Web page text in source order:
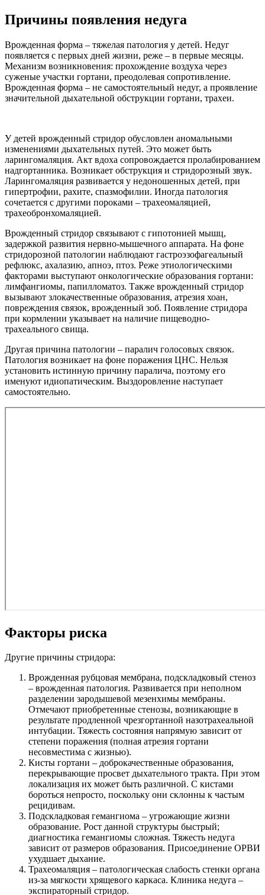
Причины появления недуга
Врожденная форма – тяжелая патология у детей. Недуг
появляется с первых дней жизни, реже – в первые месяцы.
Механизм возникновения: прохождение воздуха через
суженые участки гортани, преодолевая сопротивление.
Врожденная форма – не самостоятельный недуг, а проявление
значительной дыхательной обструкции гортани, трахеи.
У детей врожденный стридор обусловлен аномальными
изменениями дыхательных путей. Это может быть
ларингомаляция. Акт вдоха сопровождается пролабированием
надгортанника. Возникает обструкция и стридорозный звук.
Ларингомаляция развивается у недоношенных детей, при
гипертрофии, рахите, спазмофилии. Иногда патология
сочетается с другими пороками – трахеомаляцией,
трахеобронхомаляцией.
Врожденный стридор связывают с гипотонией мышц,
задержкой развития нервно-мышечного аппарата. На фоне
стридорозной патологии наблюдают гастроэзофагеальный
рефлюкс, ахалазию, апноэ, птоз. Реже этиологическими
факторами выступают онкологические образования гортани:
лимфангиомы, папилломатоз. Также врожденный стридор
вызывают злокачественные образования, атрезия хоан,
повреждения связок, врожденный зоб. Появление стридора
при кормлении указывает на наличие пищеводно-
трахеального свища.
Другая причина патологии – паралич голосовых связок.
Патология возникает на фоне поражения ЦНС. Нельзя
установить истинную причину паралича, поэтому его
именуют идиопатическим. Выздоровление наступает
самостоятельно.
Факторы риска
Другие причины стридора:
Врожденная рубцовая мембрана, подскладковый стеноз
– врожденная патология. Развивается при неполном
разделении зародышевой мезенхимы мембраны.
Отмечают приобретенные стенозы, возникающие в
результате продленной чрезгортанной назотрахеальной
интубации. Тяжесть состояния напрямую зависит от
степени поражения (полная атрезия гортани
несовместима с жизнью).
Кисты гортани – доброкачественные образования,
перекрывающие просвет дыхательного тракта. При этом
локализация их может быть различной. С кистами
бороться непросто, поскольку они склонны к частым
рецидивам.
Подскладковая гемангиома – угрожающие жизни
образование. Рост данной структуры быстрый;
диагностика гемангиомы сложная. Тяжесть недуга
зависит от размеров образования. Присоединение ОРВИ
ухудшает дыхание.
Трахеомаляция – патологическая слабость стенки органа
из-за мягкости хрящевого каркаса. Клиника недуга –
экспираторный стридор.